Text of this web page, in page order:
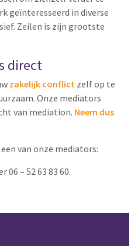
geïnteresseerd in diverse
Zeilen is zijn grootste
direct
zakelijk conflict zelf op te
Onze mediators
van mediation. Neem dus
van onze mediators:
06 – 52 63 83 60.